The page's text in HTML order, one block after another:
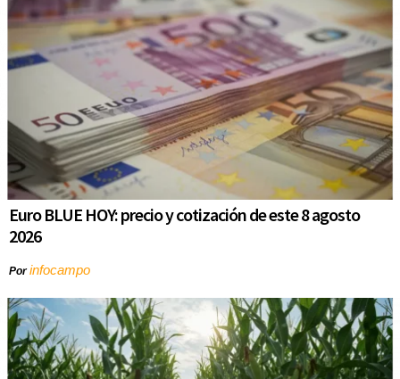
Euro BLUE HOY: precio y cotización de este 8 agosto
2026
Porinfocampo